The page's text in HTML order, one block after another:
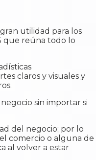
utilidad para los
que reúna todo lo
claros y visuales y
sin importar si
del negocio; por lo
comercio o alguna de
al volver a estar